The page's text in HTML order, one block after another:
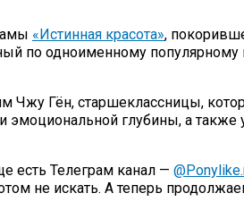
«Истинная красота»,
по одноименному популярному
Гён, старшеклассницы,
глубины, а
есть Телеграм канал —
не искать. А теперь